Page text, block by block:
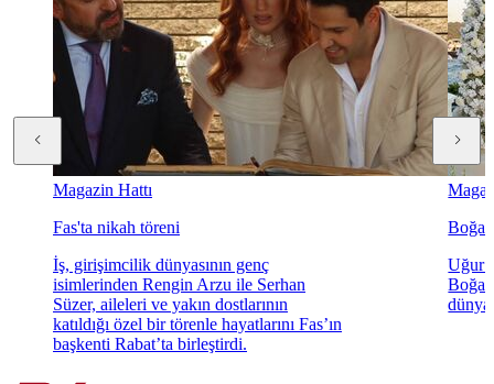
Magazin Hattı
Fas'ta nikah töreni
İş, girişimcilik dünyasının genç
isimlerinden Rengin Arzu ile Serhan
Süzer, aileleri ve yakın dostlarının
katıldığı özel bir törenle hayatlarını Fas’ın
başkenti Rabat’ta birleştirdi.
Uğur